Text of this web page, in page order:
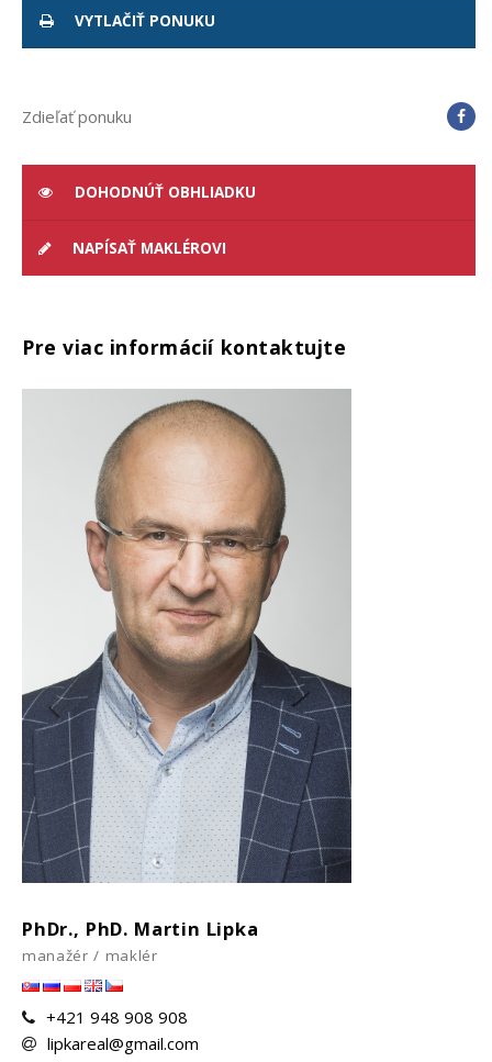
VYTLAČIŤ PONUKU
Zdieľať ponuku
DOHODNÚŤ OBHLIADKU
NAPÍSAŤ MAKLÉROVI
Pre viac informácií kontaktujte
PhDr., PhD. Martin Lipka
manažér / maklér
+421 948 908 908
lipkareal@gmail.com